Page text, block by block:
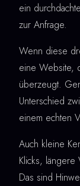
ein
zur Anfrage.
Wenn diese
eine Website,
überzeugt.
Unterschied
einem echten
Auch kleine
Klicks,
Das sind